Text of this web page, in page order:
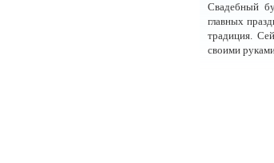
Свадебный
главных
традиция.
своими